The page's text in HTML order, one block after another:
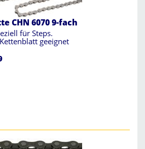
CHN 6070 9-fach
für Steps.
geeignet